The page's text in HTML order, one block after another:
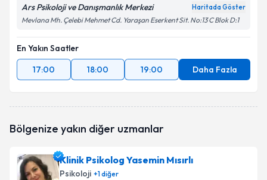
Ars Psikoloji ve Danışmanlık Merkezi Haritada Göster
Mevlana Mh. Çelebi Mehmet Cd. Yaraşan Eserkent Sit. No:13 C Blok D:1
En Yakın Saatler
17:00
18:00 19:00 Daha Fazla
Bölgenize yakın diğer uzmanlar
Klinik Psikolog Yasemin Mısırlı
Psikoloji +1diğer